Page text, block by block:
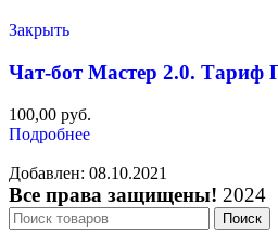
Закрыть
Чат-бот Мастер 2.0. Тариф
100,00 руб.
Подробнее
Добавлен: 08.10.2021
Все права защищены! 2024
Поиск